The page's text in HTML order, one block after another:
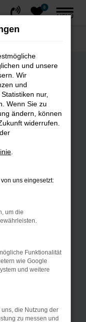
0
MENÜ
und unsere
Wir
und
nur,
Wenn Sie zu
ändern, können
widerrufen.
uns eingesetzt:
um die
Funktionalität
wie Google
und weitere
die Nutzung der
zu messen und